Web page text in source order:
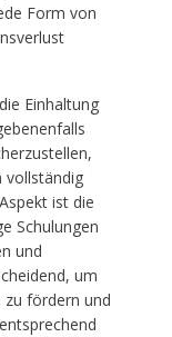
Form von
Einhaltung
vollständig
ist die
Schulungen
und
um
zu fördern und